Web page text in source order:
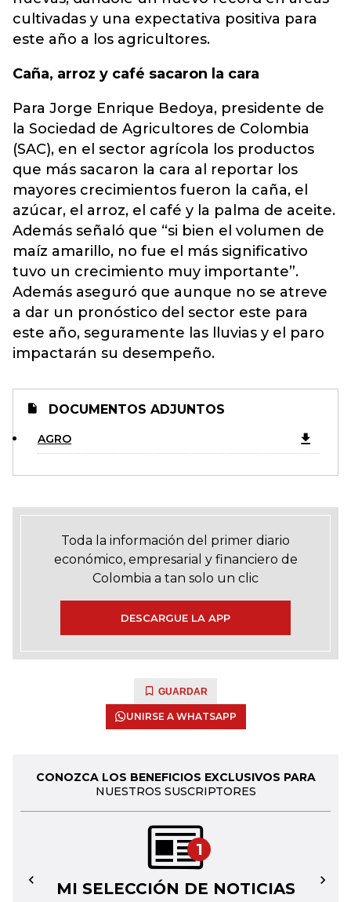
cultivadas y una expectativa positiva para
este año a los agricultores.
Caña, arroz y café sacaron la cara
Para Jorge Enrique Bedoya, presidente de
la Sociedad de Agricultores de Colombia
(SAC), en el sector agrícola los productos
que más sacaron la cara al reportar los
mayores crecimientos fueron la caña, el
azúcar, el arroz, el café y la palma de aceite.
Además señaló que “si bien el volumen de
maíz amarillo, no fue el más significativo
tuvo un crecimiento muy importante”.
Además aseguró que aunque no se atreve
a dar un pronóstico del sector este para
este año, seguramente las lluvias y el paro
impactarán su desempeño.
DOCUMENTOS ADJUNTOS
AGRO
Toda la información del primer diario
económico, empresarial y financiero de
Colombia a tan solo un clic
DESCARGUE LA APP
GUARDAR
UNIRSE A WHATSAPP
CONOZCA LOS BENEFICIOS EXCLUSIVOS PARA
NUESTROS SUSCRIPTORES
1
MI SELECCIÓN DE NOTICIAS
← →